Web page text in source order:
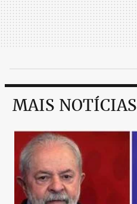
MAIS NOTÍCIAS